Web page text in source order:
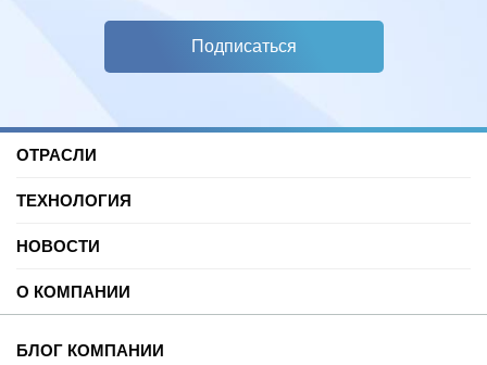
Подписаться
ОТРАСЛИ
Торговые центры
Автомобильные услуги
Спорт
Производство
Культура и развлечения
ТЕХНОЛОГИЯ
SDK для Indoor навигации
Позиционирование внутри помещений
Реализованные проекты
Для разработчиков
НОВОСТИ
Вебинары и подкасты
О КОМПАНИИ
Миссия
БЛОГ КОМПАНИИ